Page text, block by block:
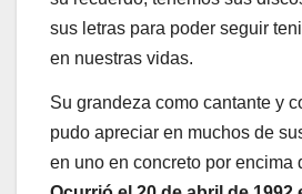
sus letras para poder seguir
en nuestras vidas.
Su grandeza como cantante y
pudo apreciar en muchos de
en uno en concreto por encima